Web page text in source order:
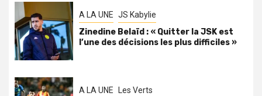
A LA UNE JS Kabylie
Zinedine Belaïd : « Quitter la JSK est
l’une des décisions les plus difficiles »
A LA UNE Les Verts